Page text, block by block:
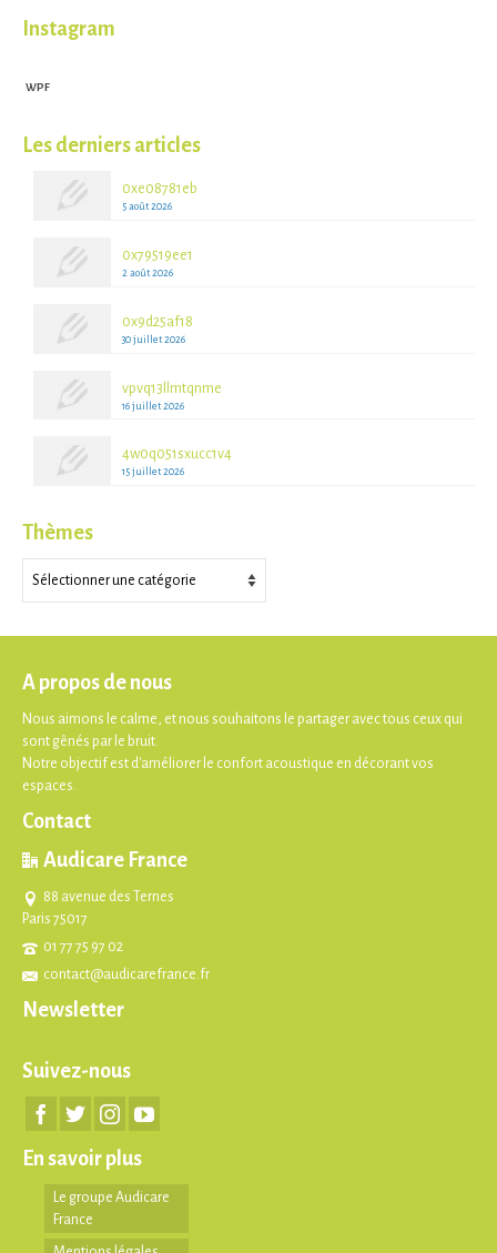
Instagram
WPF
Les derniers articles
0xe08781eb
5 août 2026
0x79519ee1
2 août 2026
0x9d25af18
30 juillet 2026
vpvq13llmtqnme
16 juillet 2026
4w0q051sxucc1v4
15 juillet 2026
Thèmes
Thèmes
A propos de nous
Nous aimons le calme, et nous souhaitons le partager avec tous ceux qui
sont gênés par le bruit.
Notre objectif est d'améliorer le confort acoustique en décorant vos
espaces.
Contact
Audicare France
88 avenue des Ternes
Paris 75017
01 77 75 97 02
contact@audicarefrance.fr
Newsletter
Suivez-nous
En savoir plus
Le groupe Audicare
France